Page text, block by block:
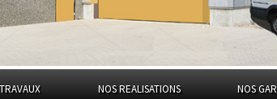
NOS REALISATIONS NOS